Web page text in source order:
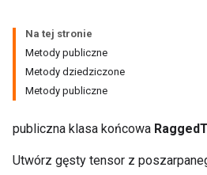
Na tej stronie
Metody publiczne
Metody dziedziczone
Metody publiczne
publiczna klasa końcowa
Utwórz gęsty tensor z